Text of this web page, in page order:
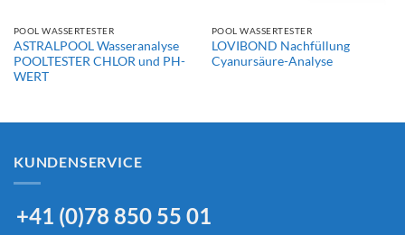
POOL WASSERTESTER
ASTRALPOOL Wasseranalyse
POOLTESTER CHLOR und PH-
WERT
POOL WASSERTESTER
LOVIBOND Nachfüllung
Cyanursäure-Analyse
KUNDENSERVICE
+41 (0)78 850 55 01